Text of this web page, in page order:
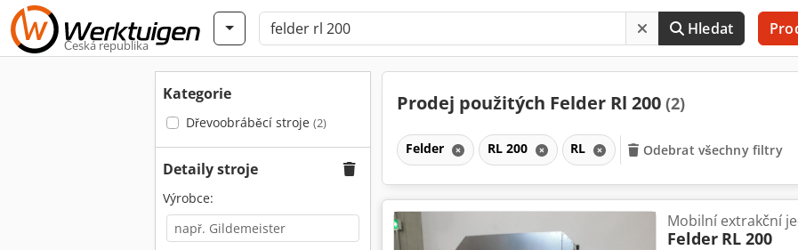
Česká republika
Hledat
Kategorie
Dřevoobráběcí stroje (2)
Detaily stroje
Výrobce:
Prodej použitých Felder Rl 200 (2)
Felder RL 200 RL Odebrat všechny filtry
Mobilní extrakční
Felder RL 200